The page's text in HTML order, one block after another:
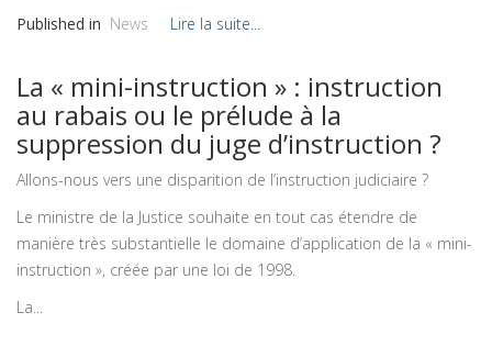
Published in News Lire la suite...
La « mini-instruction » : instruction
au rabais ou le prélude à la
suppression du juge d’instruction ?
Allons-nous vers une disparition de l’instruction judiciaire ?
Le ministre de la Justice souhaite en tout cas étendre de
manière très substantielle le domaine d’application de la « mini-
instruction », créée par une loi de 1998.
La...